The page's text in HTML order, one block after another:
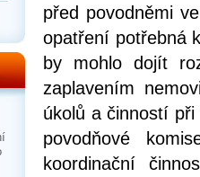
před povodněmi
opatření potřebná
by mohlo dojít
zaplavením
úkolů a činností
povodňové
koordinační